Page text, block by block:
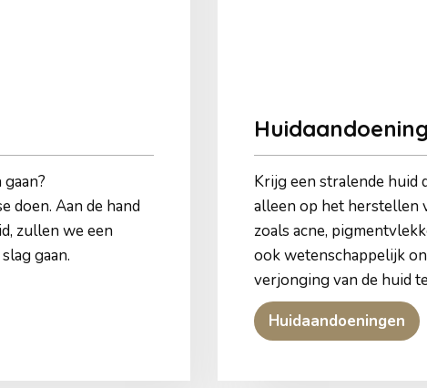
doen. Aan de hand
zullen we een
gaan.
Krijg een stralende huid
alleen op het herstellen
zoals acne,
ook wetenschappelijk
verjonging van de huid
Huidaandoeningen